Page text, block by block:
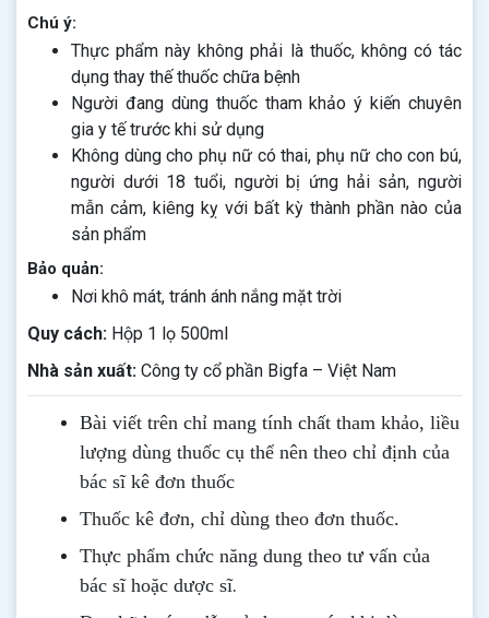
Chú ý:
Thực phẩm này không phải là thuốc, không có tác
dụng thay thế thuốc chữa bệnh
Người đang dùng thuốc tham khảo ý kiến chuyên
gia y tế trước khi sử dụng
Không dùng cho phụ nữ có thai, phụ nữ cho con bú,
người dưới 18 tuổi, người bị ứng hải sản, người
mẫn cảm, kiêng kỵ với bất kỳ thành phần nào của
sản phẩm
Bảo quản:
Nơi khô mát, tránh ánh nắng mặt trời
Quy cách: Hộp 1 lọ 500ml
Nhà sản xuất: Công ty cổ phần Bigfa – Việt Nam
Bài viết trên chỉ mang tính chất tham khảo, liều
lượng dùng thuốc cụ thể nên theo chỉ định của
bác sĩ kê đơn thuốc
Thuốc kê đơn, chỉ dùng theo đơn thuốc.
Thực phẩm chức năng dung theo tư vấn của
bác sĩ hoặc dược sĩ.